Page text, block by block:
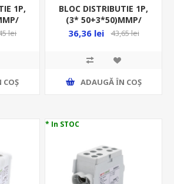
1P,
lei
COŞ
BLOC DISTRIBUTIE 1P,
(3* 50+3*50)MMP/
6GAURI, CU-AL, 160A,
36,36 lei 43,65 lei
ADAUGĂ ȊN COŞ
* In STOC